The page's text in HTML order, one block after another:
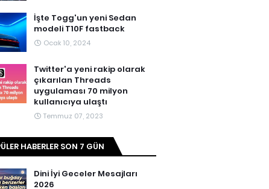
İşte Togg'un yeni Sedan
modeli T10F fastback
Ocak 10, 2024
Twitter'a yeni rakip olarak
çıkarılan Threads
uygulaması 70 milyon
kullanıcıya ulaştı
Temmuz 07, 2023
HABERLER SON 7 GÜN
Dini İyi Geceler Mesajları
2026